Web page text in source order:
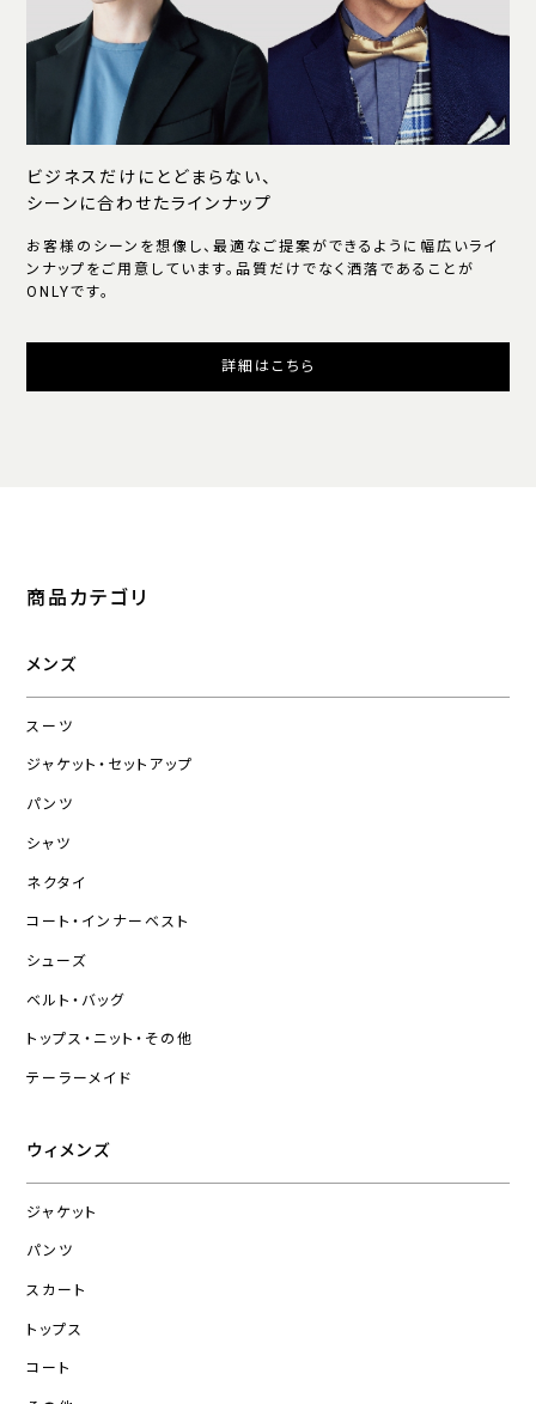
ビジネスだけにとどまらない、
シーンに合わせたラインナップ
お客様のシーンを想像し、最適なご提案ができるように幅広いライ
ンナップをご用意しています。品質だけでなく洒落であることが
ONLYです。
詳細はこちら
商品カテゴリ
メンズ
スーツ
ジャケット・セットアップ
パンツ
シャツ
ネクタイ
コート・インナーベスト
シューズ
ベルト・バッグ
トップス・ニット・その他
テーラーメイド
ウィメンズ
ジャケット
パンツ
スカート
トップス
コート